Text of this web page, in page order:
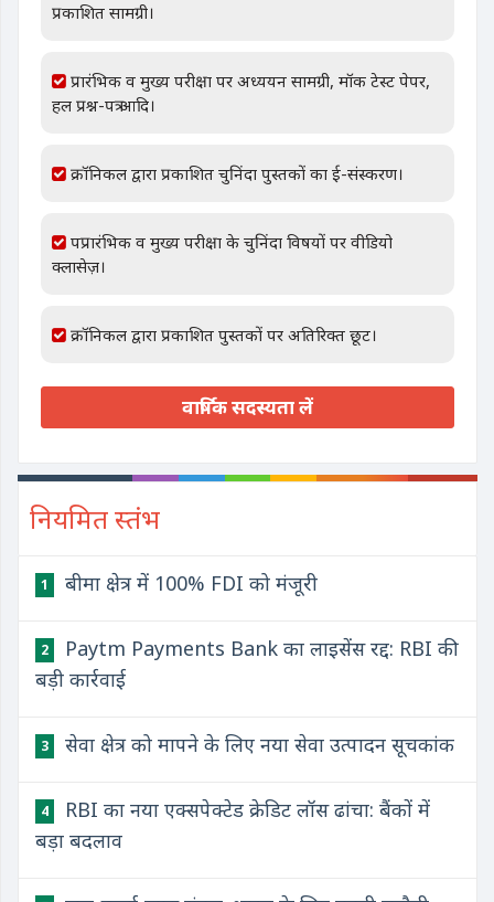
प्रकाशित सामग्री।
प्रारंभिक व मुख्य परीक्षा पर अध्ययन सामग्री, मॉक टेस्ट पेपर,
हल प्रश्न-पत्र आदि।
क्रॉनिकल द्वारा प्रकाशित चुनिंदा पुस्तकों का ई-संस्करण।
पप्रारंभिक व मुख्य परीक्षा के चुनिंदा विषयों पर वीडियो
क्लासेज़।
क्रॉनिकल द्वारा प्रकाशित पुस्तकों पर अतिरिक्त छूट।
वार्षिक सदस्यता लें
नियमित स्तंभ
1 बीमा क्षेत्र में 100% FDI को मंजूरी
2
Paytm Payments Bank का लाइसेंस रद्द: RBI की
बड़ी कार्रवाई
3 सेवा क्षेत्र को मापने के लिए नया सेवा उत्पादन सूचकांक
4
RBI का नया एक्सपेक्टेड क्रेडिट लॉस ढांचा: बैंकों में
बड़ा बदलाव